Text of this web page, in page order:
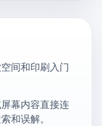
间和印刷入门
幕内容直接连
和误解。